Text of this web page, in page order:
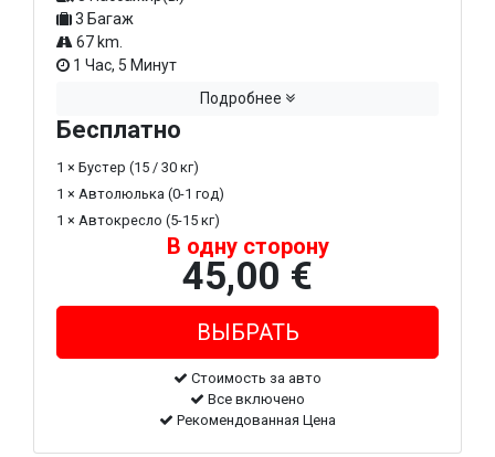
3 Багаж
67 km.
1 Час, 5 Минут
Подробнее
Бесплатно
1 × Бустер (15 / 30 кг)
1 × Автолюлька (0-1 год)
1 × Автокресло (5-15 кг)
В одну сторону
45,00 €
Стоимость за авто
Все включено
Рекомендованная Цена